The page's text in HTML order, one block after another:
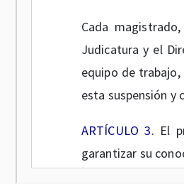
Cada
Judicatura y el
equipo de
esta suspensión y
ARTÍCULO 3. El
garantizar su